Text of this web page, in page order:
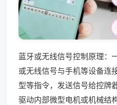
蓝牙或无线信号控制原理：
或无线信号与手机等设备连
型等指令，发送信号给控牌
驱动内部微型电机或机械结